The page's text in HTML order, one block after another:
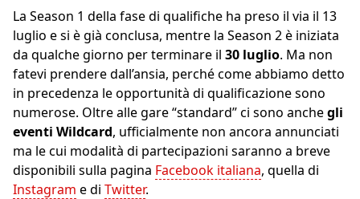
La Season 1 della fase di qualifiche ha preso il via il 13
luglio e si è già conclusa, mentre la Season 2 è iniziata
da qualche giorno per terminare il 30 luglio. Ma non
fatevi prendere dall’ansia, perché come abbiamo detto
in precedenza le opportunità di qualificazione sono
numerose. Oltre alle gare “standard” ci sono anchegli
eventi Wildcard, ufficialmente non ancora annunciati
ma le cui modalità di partecipazioni saranno a breve
disponibili sulla pagina Facebook italiana, quella di
Instagram e di Twitter.